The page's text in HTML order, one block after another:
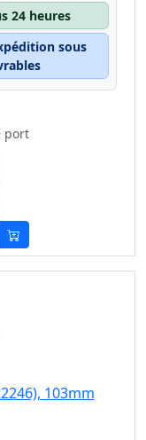
24 heures
sous
port
103mm